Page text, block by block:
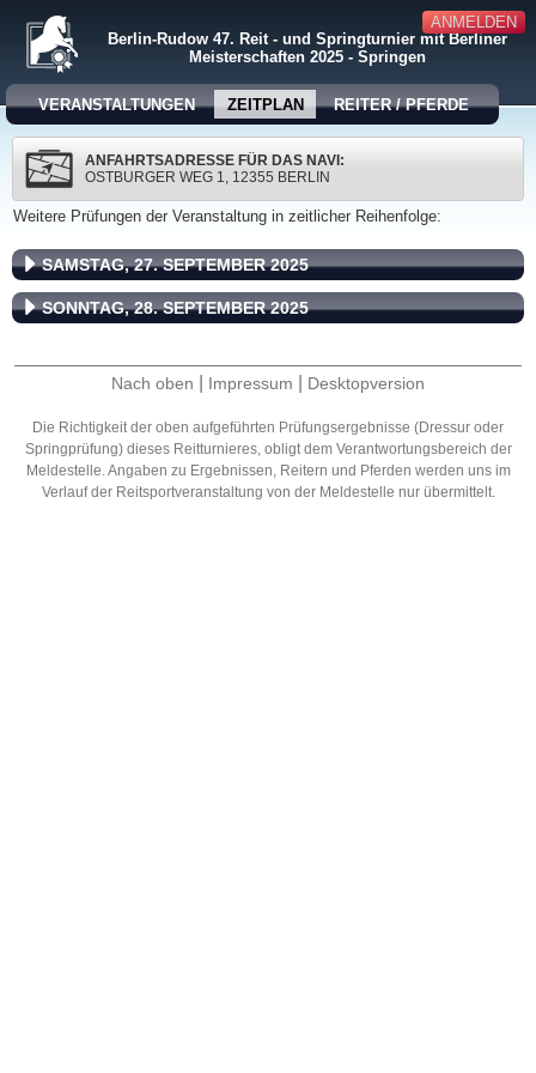
ANMELDEN
Berlin-Rudow 47. Reit - und Springturnier mit Berliner
Meisterschaften 2025 - Springen
VERANSTALTUNGEN ZEITPLAN REITER / PFERDE
ANFAHRTSADRESSE FÜR DAS NAVI:
OSTBURGER WEG 1, 12355 BERLIN
Weitere Prüfungen der Veranstaltung in zeitlicher Reihenfolge:
SAMSTAG, 27. SEPTEMBER 2025
SONNTAG, 28. SEPTEMBER 2025
Nach oben Impressum Desktopversion
Die Richtigkeit der oben aufgeführten Prüfungsergebnisse (Dressur oder
Springprüfung) dieses Reitturnieres, obligt dem Verantwortungsbereich der
Meldestelle. Angaben zu Ergebnissen, Reitern und Pferden werden uns im
Verlauf der Reitsportveranstaltung von der Meldestelle nur übermittelt.